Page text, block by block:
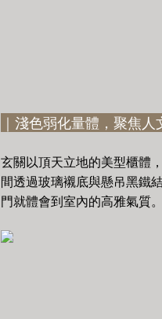
｜淺色弱化量體，聚焦
玄關以頂天立地的美型櫃體
間透過玻璃襯底與懸吊黑鐵
門就體會到室內的高雅氣質。